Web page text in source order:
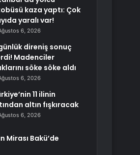
kaza yaptı: Çok
yaralı var!
6, 2026
direniş sonuç
Madenciler
söke söke aldı
6, 2026
11 ilinin
altın fışkıracak
6, 2026
Mirası Bakü’de